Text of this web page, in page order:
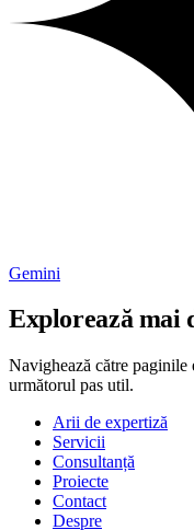
Gemini
Explorează mai
Navighează către paginile
următorul pas util.
Arii de expertiză
Servicii
Consultanță
Proiecte
Contact
Despre